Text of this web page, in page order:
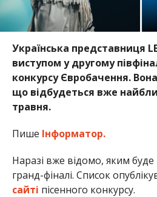
Українська представниця
виступом у другому
конкурсу Євробачення.
що відбудеться вже
травня.
Пише Інформатор.
Наразі вже відомо, яким буде
гранд-фіналі. Список
сайті пісенного конкурсу.